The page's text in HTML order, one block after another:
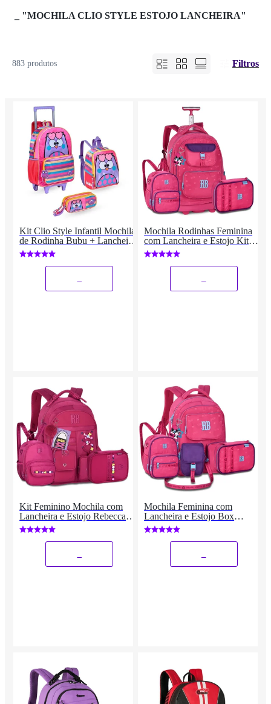
"MOCHILA CLIO STYLE ESTOJO LANCHEIRA"
883 produtos Filtros
Kit Clio Style Infantil Mochila
de Rodinha Bubu + Lancheira
+ Estojo
Mochila Rodinhas Feminina
com Lancheira e Estojo Kit
Escolar
Kit Feminino Mochila com
Lancheira e Estojo Rebecca
Bonbon
Mochila Feminina com
Lancheira e Estojo Box
Rebecca Bonbon